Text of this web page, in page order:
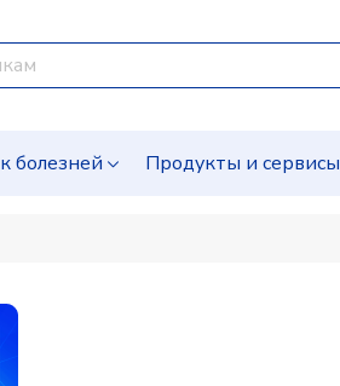
болезней Продукты и сервисы